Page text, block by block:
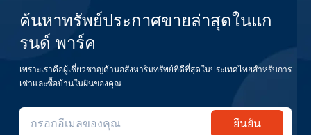
ค้นหาทรัพย์ประกาศขายล่าสุดในแก
รนด์ พาร์ค
เพราะเราคือผู้เชี่ยวชาญด้านอสังหาริมทรัพย์ที่ดีที่สุดในประเทศไทยสำหรับการ
เช่าและซื้อบ้านในฝันของคุณ
ยืนยัน